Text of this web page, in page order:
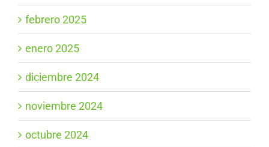
febrero 2025
enero 2025
diciembre 2024
noviembre 2024
octubre 2024